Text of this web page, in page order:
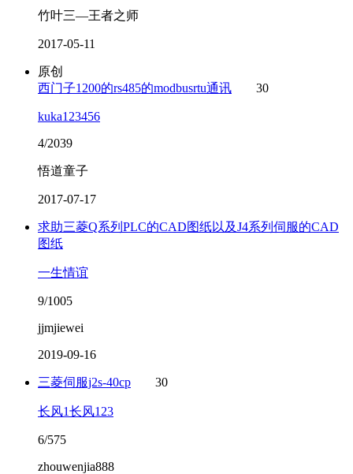
竹叶三—王者之师
2017-05-11
原创
西门子1200的rs485的modbusrtu通讯
30
kuka123456
4/2039
悟道童子
2017-07-17
求助三菱Q系列PLC的CAD图纸以及J4系列伺服的CAD
图纸
一生情谊
9/1005
jjmjiewei
2019-09-16
三菱伺服j2s-40cp 30
长风1长风123
6/575
zhouwenjia888